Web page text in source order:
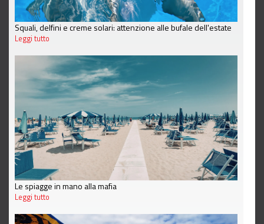
Squali, delfini e creme solari: attenzione alle bufale dell'estate
Leggi tutto
Le spiagge in mano alla mafia
Leggi tutto